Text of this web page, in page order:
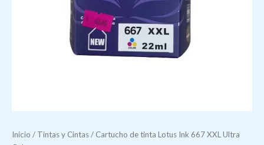
Inicio / Tintas y Cintas/ Cartucho de tinta Lotus Ink 667 XXL Ultra